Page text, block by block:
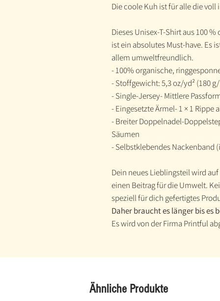
Die coole Kuh ist für alle die
Dieses Unisex-T-Shirt aus 100
ist ein absolutes Must-have. Es
allem umweltfreundlich.
- 100% organische,
- Stoffgewicht: 5,3 oz/yd² (180
- Single-Jersey- Mittlere
- Eingesetzte Ärmel- 1 × 1 Rippe
- Breiter Doppelnadel-
Säumen
- Selbstklebendes Nackenband
Dein neues Lieblingsteil wird
einen Beitrag für die Umwelt.
speziell für dich gefertigtes
Daher braucht es länger bis es
Es wird von der Firma Printful
Ähnliche Produkte